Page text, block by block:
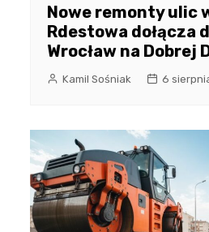
Nowe remonty ulic
Rdestowa dołącza
Wrocław na Dobrej
Kamil Sośniak 6